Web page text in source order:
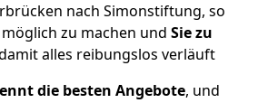
nach Simonstiftung, so
zu machen und Sie zu
alles reibungslos verläuft
die besten Angebote, und